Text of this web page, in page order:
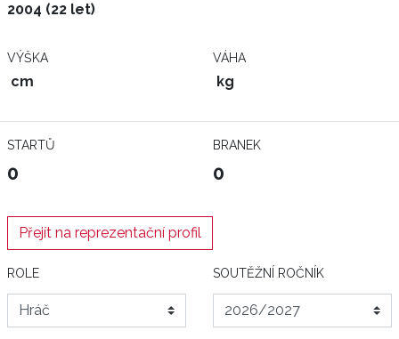
2004 (22 let)
VÝŠKA
cm
VÁHA
kg
STARTŮ
0
BRANEK
0
Přejít na reprezentační profil
ROLE SOUTĚŽNÍ ROČNÍK